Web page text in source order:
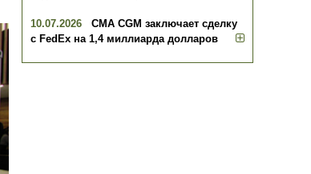
10.07.2026
CMA CGM заключает сделку
с FedEx на 1,4 миллиарда долларов